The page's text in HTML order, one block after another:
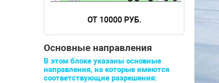
ОТ 10000 РУБ.
Основные направления
В этом блоке указаны основные
направления, на которые имеются
соответствующие разрешения: